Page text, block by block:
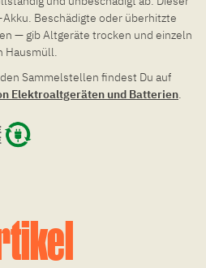
Beschädigte oder überhitzte
— gib Altgeräte trocken und einzeln
Hausmüll.
Sammelstellen findest Du auf
Elektroaltgeräten und Batterien